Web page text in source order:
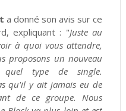
a donné son avis sur ce
expliquant : "Juste au
à quoi vous attendre,
proposons un nouveau
type de single.
qu'il y ait jamais eu de
de ce groupe. Nous